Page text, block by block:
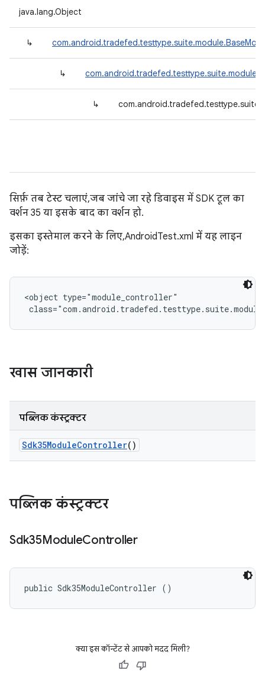
java.lang.Object
↳
↳
↳
सिर्फ़ तब टेस्ट चलाएं, जब जांचे जा रहे डिवाइस में SDK टूल का
वर्शन 35 या इसके बाद का वर्शन हो.
इसका इस्तेमाल करने के लिए, AndroidTest.xml में यह लाइन
जोड़ें:
<object type="module_controller"
खास जानकारी
पब्लिक कंस्ट्रक्टर
Sdk35ModuleController()
पब्लिक कंस्ट्रक्टर
Sdk35ModuleController
public Sdk35ModuleController ()
क्या इस कॉन्टेंट से आपको मदद मिली?